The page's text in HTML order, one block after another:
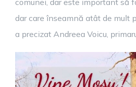
comunei, dar este important să
dar care înseamnă atât de mult
a precizat Andreea Voicu,